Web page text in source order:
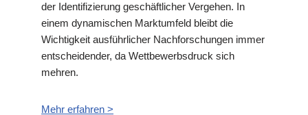
der Identifizierung geschäftlicher Vergehen. In
einem dynamischen Marktumfeld bleibt die
Wichtigkeit ausführlicher Nachforschungen immer
entscheidender, da Wettbewerbsdruck sich
mehren.
Mehr erfahren >